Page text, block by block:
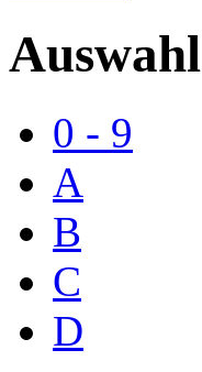
Auswahl
0 - 9
A
B
C
D